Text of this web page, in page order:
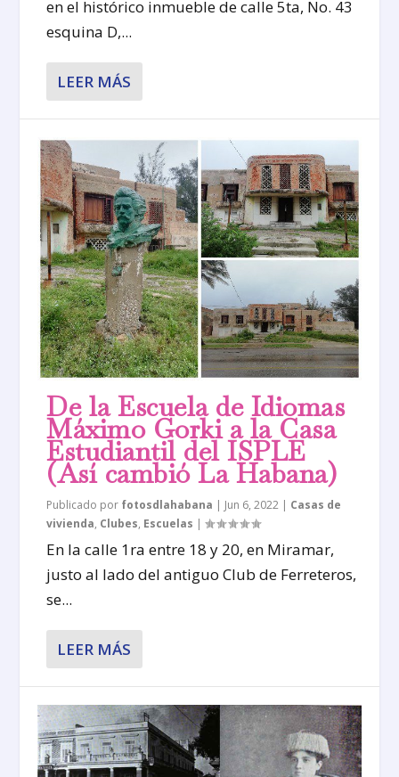
en el histórico inmueble de calle 5ta, No. 43
esquina D,...
LEER MÁS
De la Escuela de Idiomas
Máximo Gorki a la Casa
Estudiantil del ISPLE
(Así cambió La Habana)
Publicado por fotosdlahabana | Jun 6, 2022 | Casas de
vivienda, Clubes, Escuelas |
En la calle 1ra entre 18 y 20, en Miramar,
justo al lado del antiguo Club de Ferreteros,
se...
LEER MÁS